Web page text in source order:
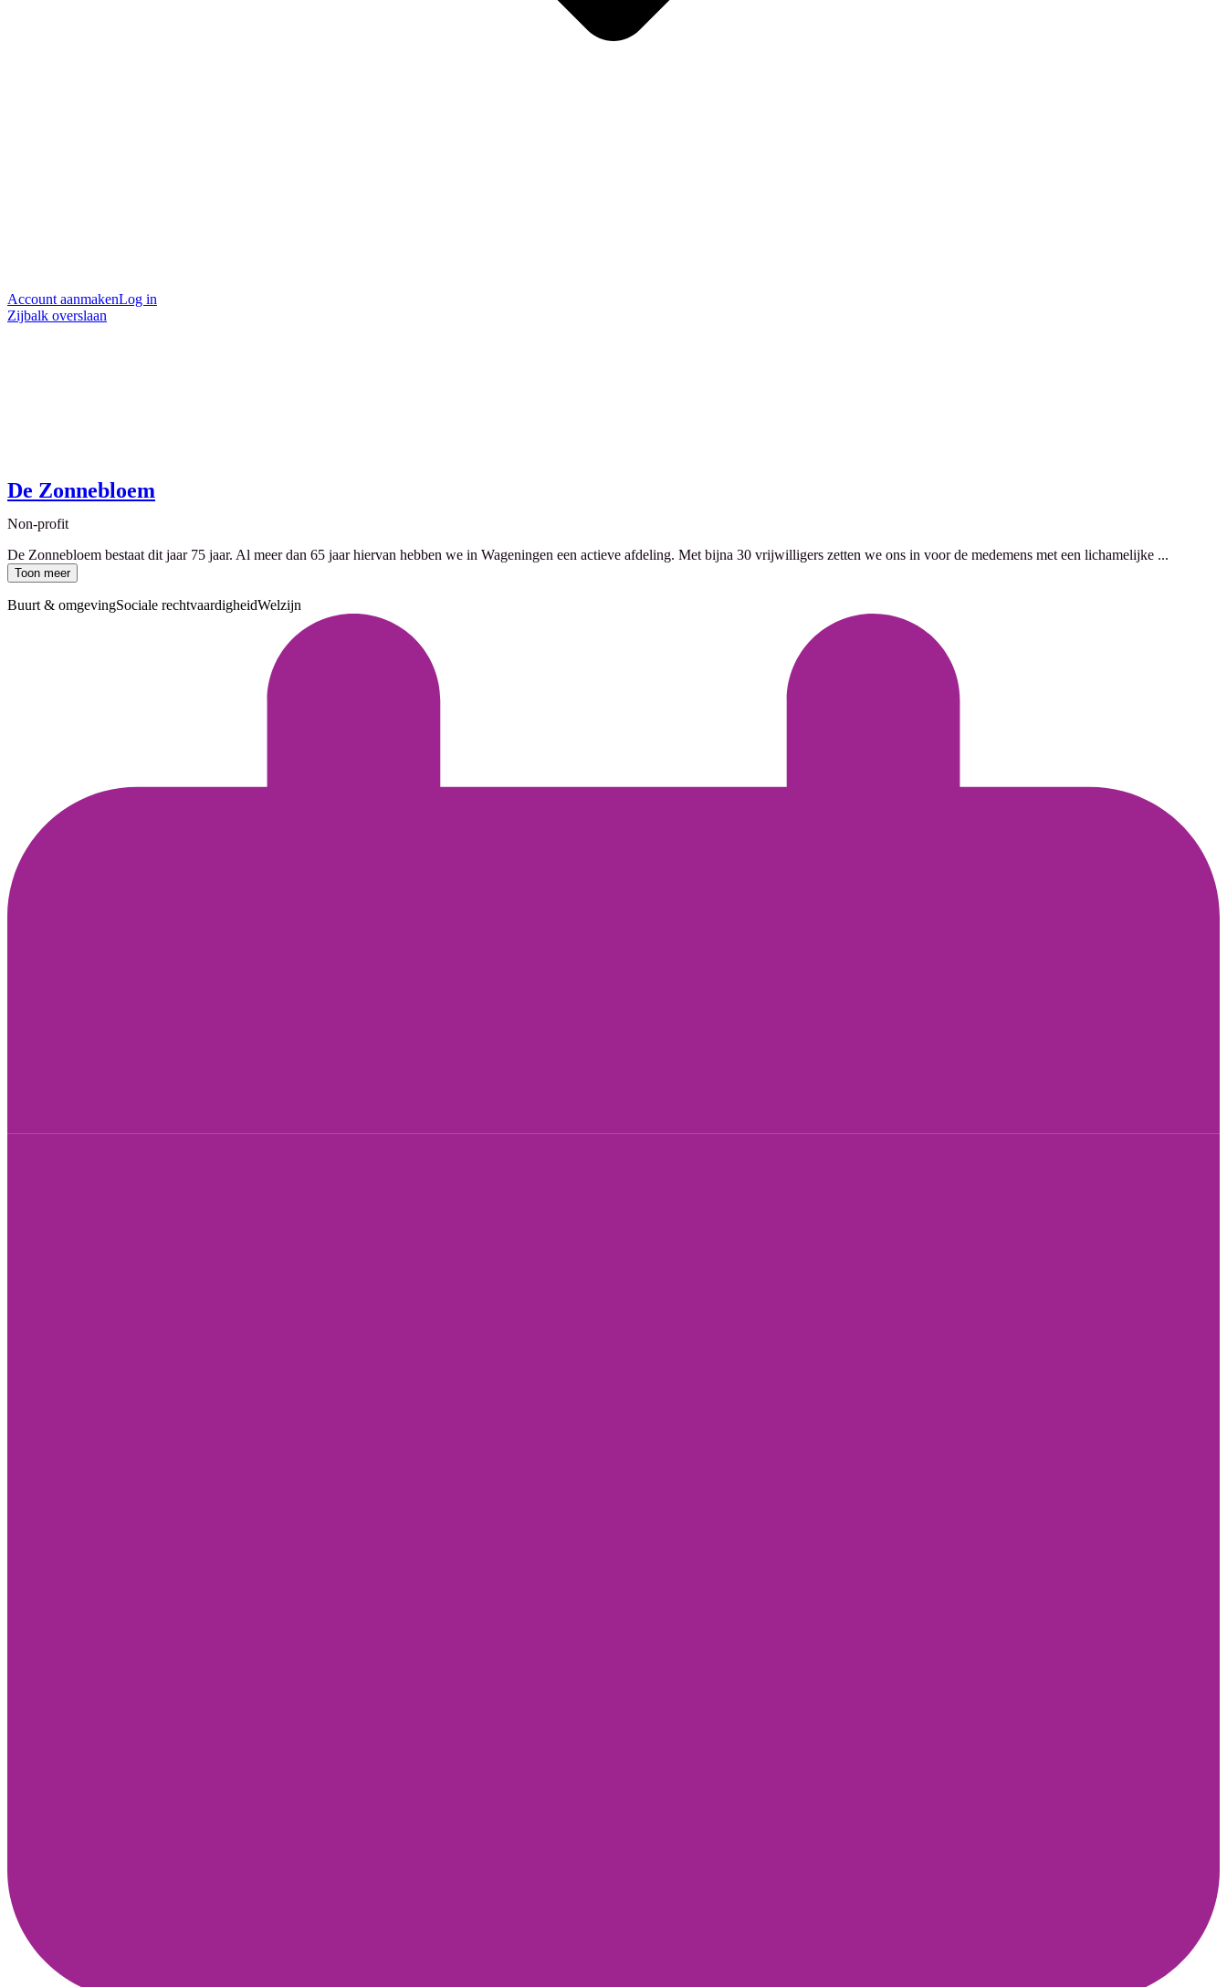
Account aanmakenLog in
Zijbalk overslaan
De Zonnebloem
Non-profit
De Zonnebloem bestaat dit jaar 75 jaar. Al meer dan 65 jaar hiervan hebben we in Wageningen een actieve afdeling. Met bijna 30 vrijwilligers zetten we ons in voor de medemens met een lichamelijke ...
Toon meer
Buurt & omgevingSociale rechtvaardigheidWelzijn